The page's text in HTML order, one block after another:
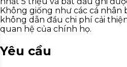
Không giống như các cá nhân
không dẫn đầu chi phí cải
quan hệ của chính họ.
Yêu cầu